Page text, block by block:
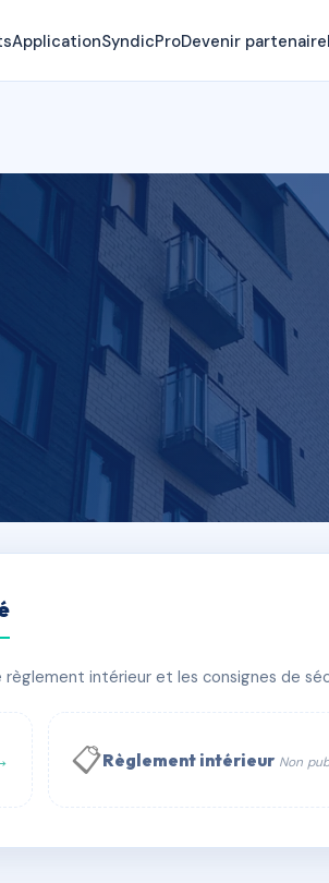
ApplicationSyndicProDevenir partenaire
intérieur et les consignes de
📋Règlement intérieur Non